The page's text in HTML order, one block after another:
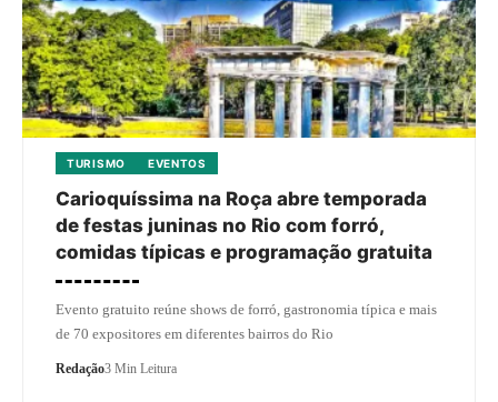
TURISMO EVENTOS
Carioquíssima na Roça abre temporada
de festas juninas no Rio com forró,
comidas típicas e programação gratuita
Evento gratuito reúne shows de forró, gastronomia típica e mais
de 70 expositores em diferentes bairros do Rio
Redação3 Min Leitura